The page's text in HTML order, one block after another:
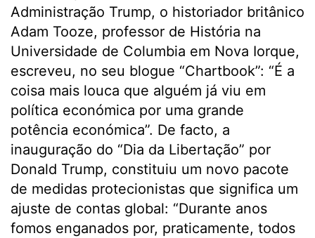
Administração Trump, o historiador britânico
Adam Tooze, professor de História na
Universidade de Columbia em Nova Iorque,
escreveu, no seu blogue “Chartbook”: “É a
coisa mais louca que alguém já viu em
política económica por uma grande
potência económica”. De facto, a
inauguração do “Dia da Libertação” por
Donald Trump, constituiu um novo pacote
de medidas protecionistas que significa um
ajuste de contas global: “Durante anos
fomos enganados por, praticamente, todos